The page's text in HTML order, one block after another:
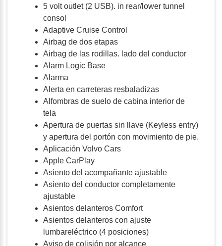
5 volt outlet (2 USB). in rear/lower tunnel
consol
Adaptive Cruise Control
Airbag de dos etapas
Airbag de las rodillas. lado del conductor
Alarm Logic Base
Alarma
Alerta en carreteras resbaladizas
Alfombras de suelo de cabina interior de
tela
Apertura de puertas sin llave (Keyless entry)
y apertura del portón con movimiento de pie.
Aplicación Volvo Cars
Apple CarPlay
Asiento del acompañante ajustable
Asiento del conductor completamente
ajustable
Asientos delanteros Comfort
Asientos delanteros con ajuste
lumbareléctrico (4 posiciones)
Aviso de colisión por alcance